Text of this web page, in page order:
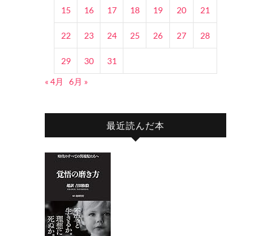
15 16 17 18 19 20 21
22 23 24 25 26 27 28
29 30
31
« 4月
6月 »
最近読んだ本